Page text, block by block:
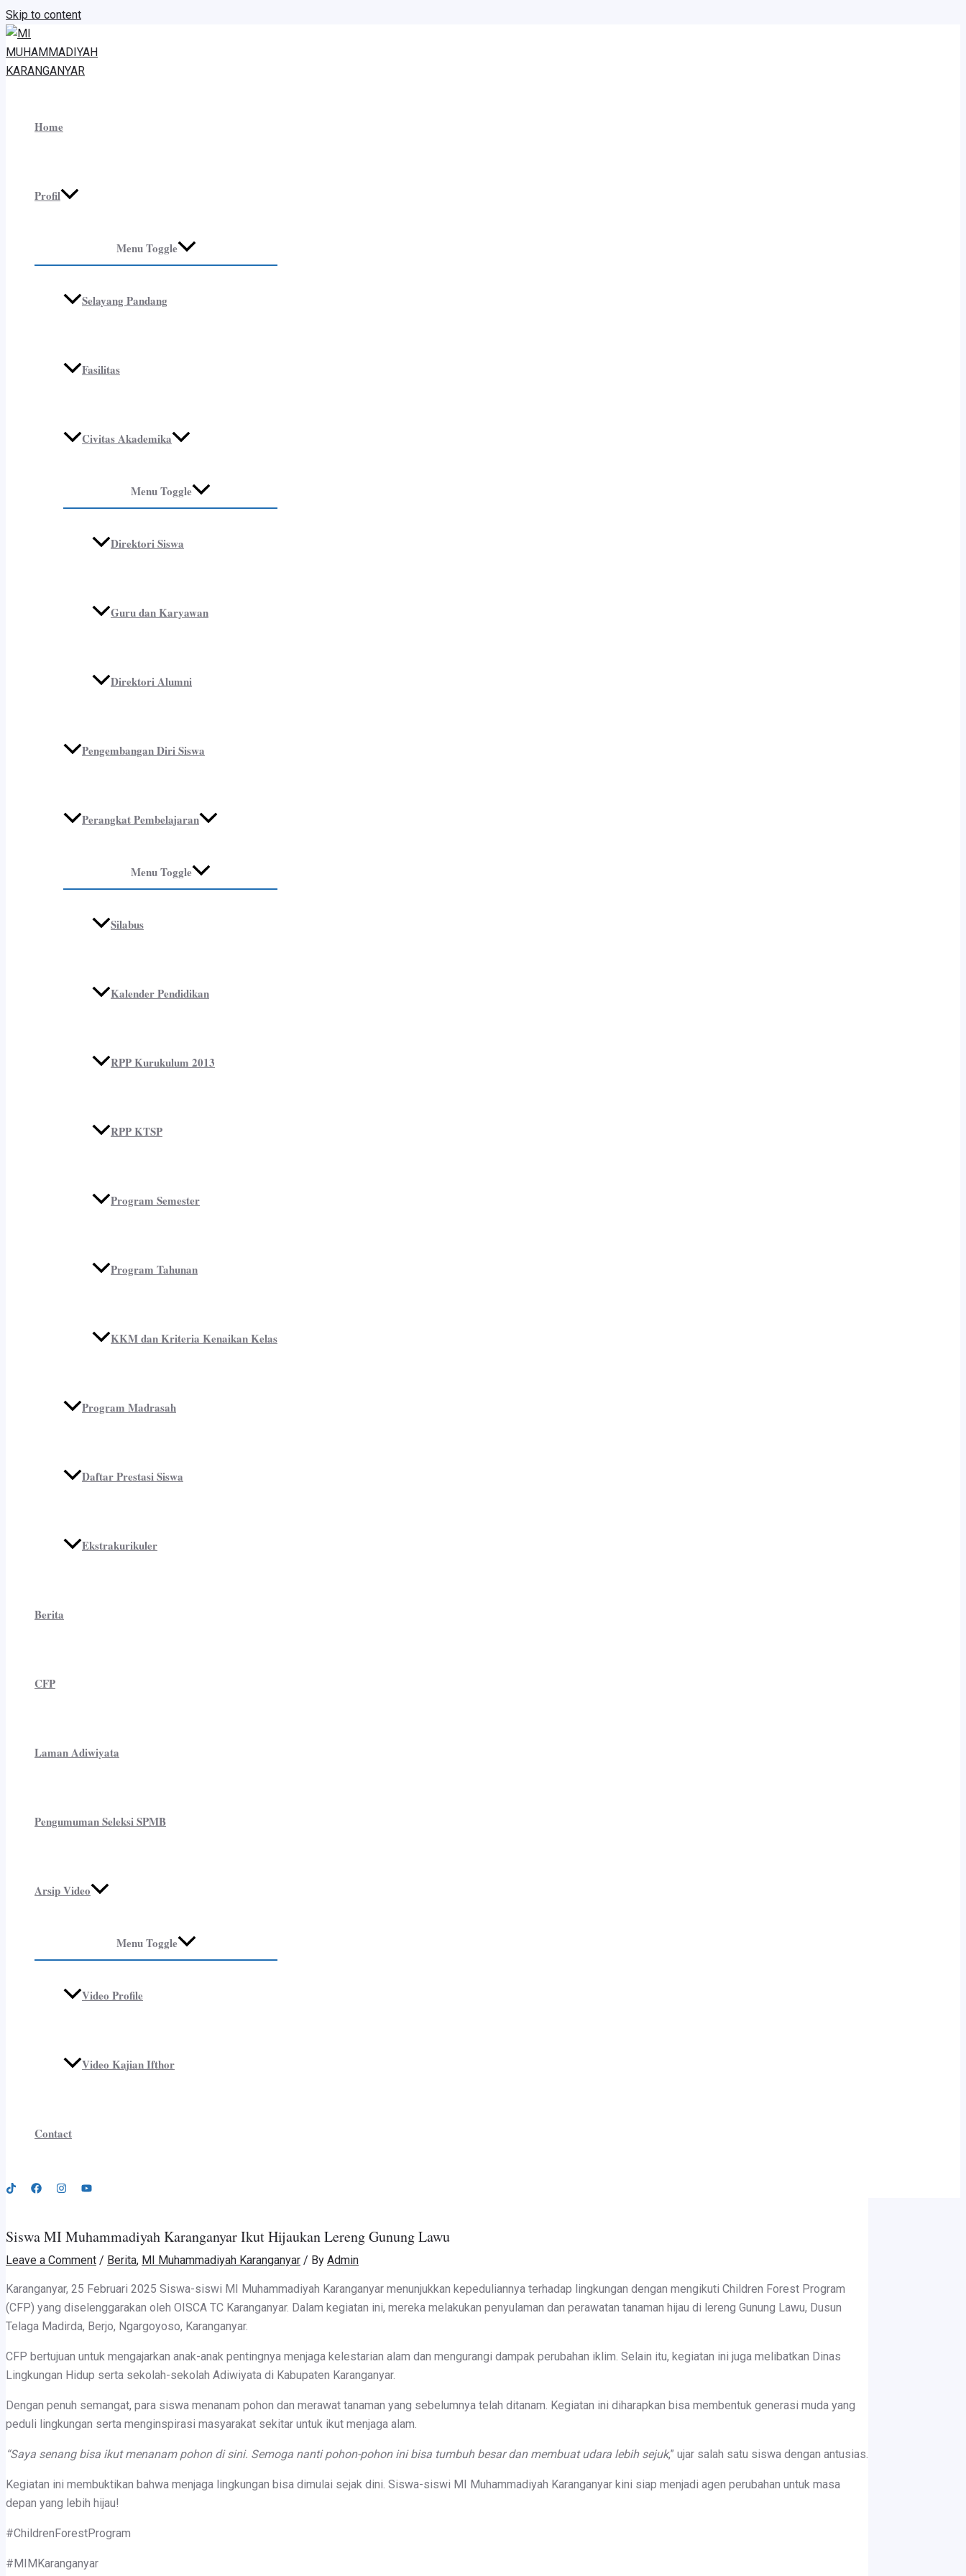
Skip to content
Home
Profil
Menu Toggle
Selayang Pandang
Fasilitas
Civitas Akademika
Menu Toggle
Direktori Siswa
Guru dan Karyawan
Direktori Alumni
Pengembangan Diri Siswa
Perangkat Pembelajaran
Menu Toggle
Silabus
Kalender Pendidikan
RPP Kurukulum 2013
RPP KTSP
Program Semester
Program Tahunan
KKM dan Kriteria Kenaikan Kelas
Program Madrasah
Daftar Prestasi Siswa
Ekstrakurikuler
Berita
CFP
Laman Adiwiyata
Pengumuman Seleksi SPMB
Arsip Video
Menu Toggle
Video Profile
Video Kajian Ifthor
Contact
Siswa MI Muhammadiyah Karanganyar Ikut Hijaukan Lereng Gunung Lawu
Leave a Comment / Berita, MI Muhammadiyah Karanganyar / By Admin
Karanganyar, 25 Februari 2025 Siswa-siswi MI Muhammadiyah Karanganyar menunjukkan kepeduliannya terhadap lingkungan dengan mengikuti Children Forest Program
(CFP) yang diselenggarakan oleh OISCA TC Karanganyar. Dalam kegiatan ini, mereka melakukan penyulaman dan perawatan tanaman hijau di lereng Gunung Lawu, Dusun
Telaga Madirda, Berjo, Ngargoyoso, Karanganyar.
CFP bertujuan untuk mengajarkan anak-anak pentingnya menjaga kelestarian alam dan mengurangi dampak perubahan iklim. Selain itu, kegiatan ini juga melibatkan Dinas
Lingkungan Hidup serta sekolah-sekolah Adiwiyata di Kabupaten Karanganyar.
Dengan penuh semangat, para siswa menanam pohon dan merawat tanaman yang sebelumnya telah ditanam. Kegiatan ini diharapkan bisa membentuk generasi muda yang
peduli lingkungan serta menginspirasi masyarakat sekitar untuk ikut menjaga alam.
“Saya senang bisa ikut menanam pohon di sini. Semoga nanti pohon-pohon ini bisa tumbuh besar dan membuat udara lebih sejuk,” ujar salah satu siswa dengan antusias.
Kegiatan ini membuktikan bahwa menjaga lingkungan bisa dimulai sejak dini. Siswa-siswi MI Muhammadiyah Karanganyar kini siap menjadi agen perubahan untuk masa
depan yang lebih hijau!
#ChildrenForestProgram
#MIMKaranganyar